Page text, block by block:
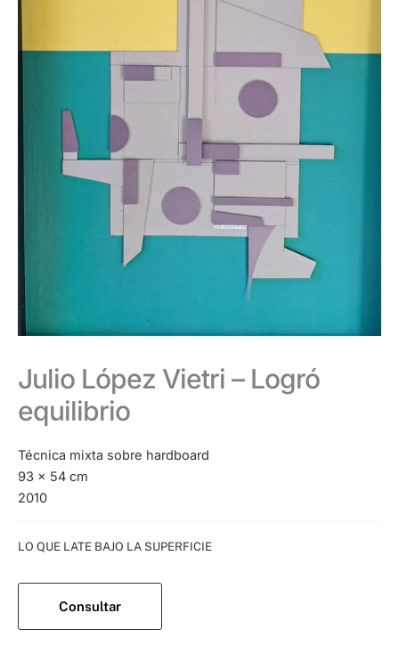
Julio López Vietri – Logró
equilibrio
Técnica mixta sobre hardboard
93 x 54 cm
2010
LO QUE LATE BAJO LA SUPERFICIE
Consultar